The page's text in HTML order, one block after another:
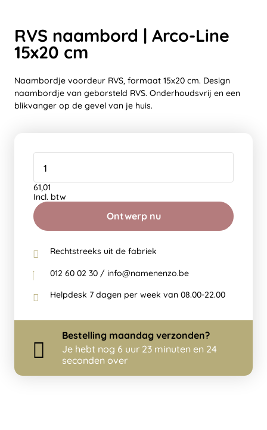
RVS naambord | Arco-Line
15x20 cm
Naambordje voordeur RVS, formaat 15x20 cm. Design
naambordje van geborsteld RVS. Onderhoudsvrij en een
blikvanger op de gevel van je huis.
Ontwerp nu
61,01
Incl. btw
Rechtstreeks uit de fabriek
012 60 02 30 / info@namenenzo.be
Helpdesk 7 dagen per week van 08.00-22.00
Bestelling maandag verzonden?
Je hebt nog 6 uur 23 minuten en 24
seconden over